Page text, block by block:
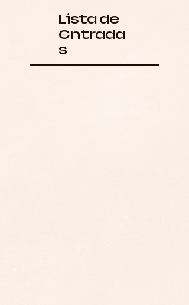
Lista de
Entrada
s